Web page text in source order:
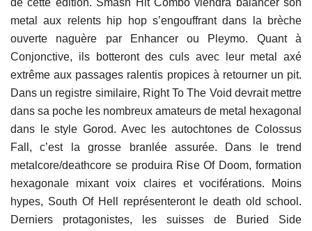
de cette édition. Smash Hit Combo viendra balancer son
metal aux relents hip hop s’engouffrant dans la brèche
ouverte naguère par Enhancer ou Pleymo. Quant à
Conjonctive, ils botteront des culs avec leur metal axé
extrême aux passages ralentis propices à retourner un pit.
Dans un registre similaire, Right To The Void devrait mettre
dans sa poche les nombreux amateurs de metal hexagonal
dans le style Gorod. Avec les autochtones de Colossus
Fall, c’est la grosse branlée assurée. Dans le trend
metalcore/deathcore se produira Rise Of Doom, formation
hexagonale mixant voix claires et vociférations. Moins
hypes, South Of Hell représenteront le death old school.
Derniers protagonistes, les suisses de Buried Side